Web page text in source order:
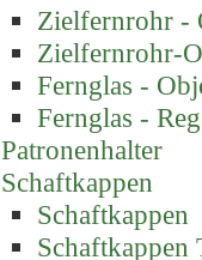
Zielfernrohr -
Zielfernrohr-
Fernglas -
Fernglas -
Patronenhalter
Schaftkappen
Schaftkappen
Schaftkappen